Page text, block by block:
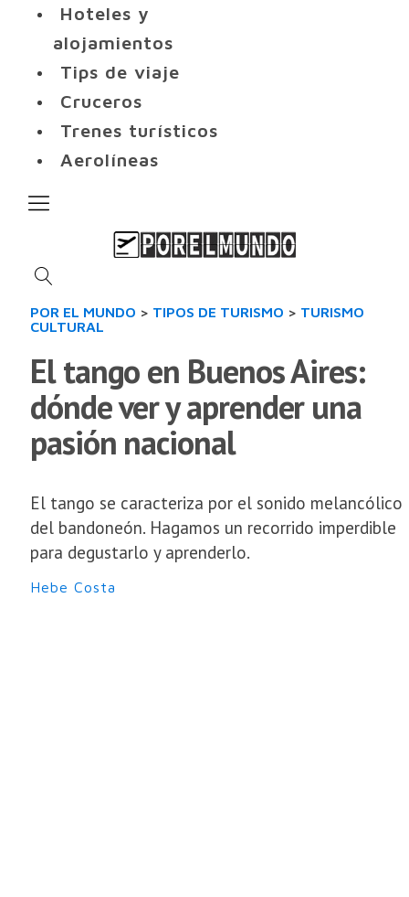
Hoteles y
alojamientos
Tips de viaje
Cruceros
Trenes turísticos
Aerolíneas
POR EL MUNDO > TIPOS DE TURISMO > TURISMO
CULTURAL
El tango en Buenos Aires:
dónde ver y aprender una
pasión nacional
El tango se caracteriza por el sonido melancólico
del bandoneón. Hagamos un recorrido imperdible
para degustarlo y aprenderlo.
Hebe Costa